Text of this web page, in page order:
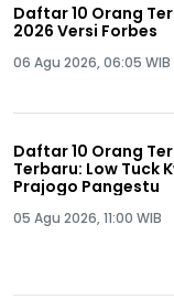
Daftar 10 Orang
2026 Versi Forbes
06 Agu 2026, 06:05 WIB
Daftar 10 Orang
Terbaru: Low Tuck
Prajogo Pangestu
05 Agu 2026, 11:00 WIB